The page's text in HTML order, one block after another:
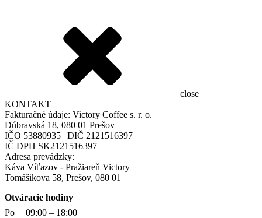
close
KONTAKT
Fakturačné údaje: Victory Coffee s. r. o.
Dúbravská 18, 080 01 Prešov
IČO 53880935 | DIČ 2121516397
IČ DPH SK2121516397
Adresa prevádzky:
Káva Víťazov - Pražiareň Victory
Tomášikova 58, Prešov, 080 01
Otváracie hodiny
Po
09:00 – 18:00